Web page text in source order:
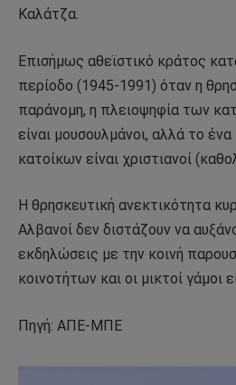
Καλάτζα.
Επισήμως αθεϊστικό κράτος
περίοδο (1945-1991) όταν η
παράνομη, η πλειοψηφία των
είναι μουσουλμάνοι, αλλά το
κατοίκων είναι χριστιανοί
Η θρησκευτική ανεκτικότητα
Αλβανοί δεν διστάζουν να
εκδηλώσεις με την κοινή
κοινοτήτων και οι μικτοί γάμοι
Πηγή: ΑΠΕ-ΜΠΕ